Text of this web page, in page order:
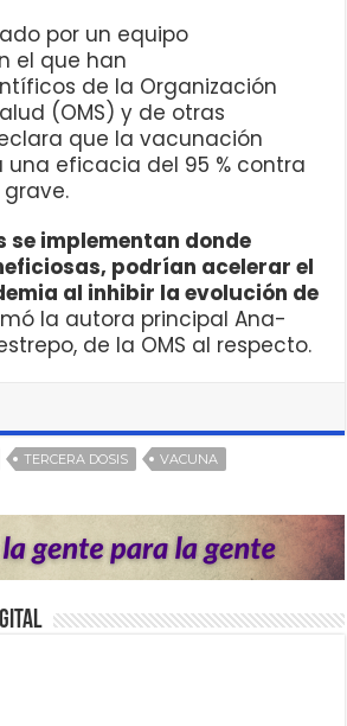
por un equipo
el que han
de la Organización
(OMS) y de otras
que la vacunación
eficacia del 95 % contra
se implementan donde
podrían acelerar el
al inhibir la evolución de
la autora principal Ana-
de la OMS al respecto.
TERCERA DOSIS VACUNA